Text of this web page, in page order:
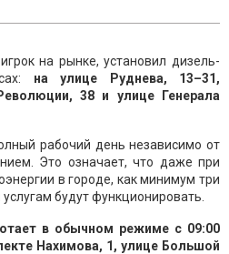
на рынке, установил дизель-
на улице Руднева, 13–31,
38 и улице Генерала
рабочий день независимо от
Это означает, что даже при
в городе, как минимум три
будут функционировать.
в обычном режиме с 09:00
Нахимова, 1, улице Большой